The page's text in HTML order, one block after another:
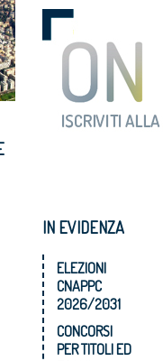
IN EVIDENZA
ELEZIONI
CNAPPC
2026/2031
CONCORSI
PER TITOLI ED